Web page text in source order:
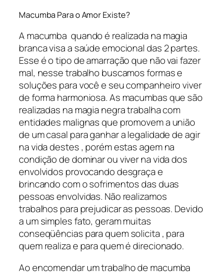
Macumba Para o Amor Existe?
A macumba quando é realizada na magia
branca visa a saúde emocional das 2 partes.
Esse é o tipo de amarração que não vai fazer
mal, nesse trabalho buscamos formas e
soluções para você e seu companheiro viver
de forma harmoniosa. As macumbas que são
realizadas na magia negra trabalha com
entidades malignas que promovem a união
de um casal para ganhar a legalidade de agir
na vida destes , porém estas agem na
condição de dominar ou viver na vida dos
envolvidos provocando desgraça e
brincando com o sofrimentos das duas
pessoas envolvidas. Não realizamos
trabalhos para prejudicar as pessoas. Devido
a um simples fato, geram muitas
conseqüências para quem solicita , para
quem realiza e para quem é direcionado.
Ao encomendar um trabalho de macumba